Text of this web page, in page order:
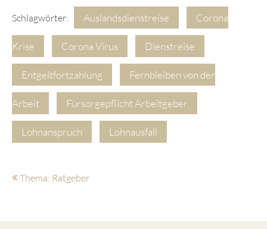
Schlagwörter: Auslandsdienstreise Corona
Krise Corona Virus Dienstreise
Entgeltfortzahlung Fernbleiben von der
Arbeit Fürsorgepflicht Arbeitgeber
Lohnanspruch Lohnausfall
Thema: Ratgeber